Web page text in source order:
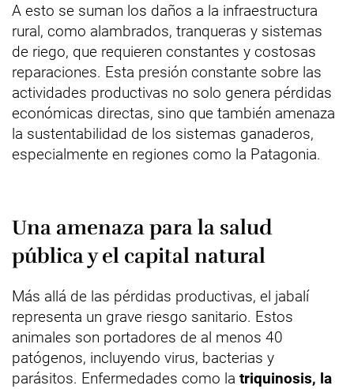
A esto se suman los daños a la infraestructura
rural, como alambrados, tranqueras y sistemas
de riego, que requieren constantes y costosas
reparaciones. Esta presión constante sobre las
actividades productivas no solo genera pérdidas
económicas directas, sino que también amenaza
la sustentabilidad de los sistemas ganaderos,
especialmente en regiones como la Patagonia.
Una amenaza para la salud
pública y el capital natural
Más allá de las pérdidas productivas, el jabalí
representa un grave riesgo sanitario. Estos
animales son portadores de al menos 40
patógenos, incluyendo virus, bacterias y
parásitos. Enfermedades como la triquinosis, la